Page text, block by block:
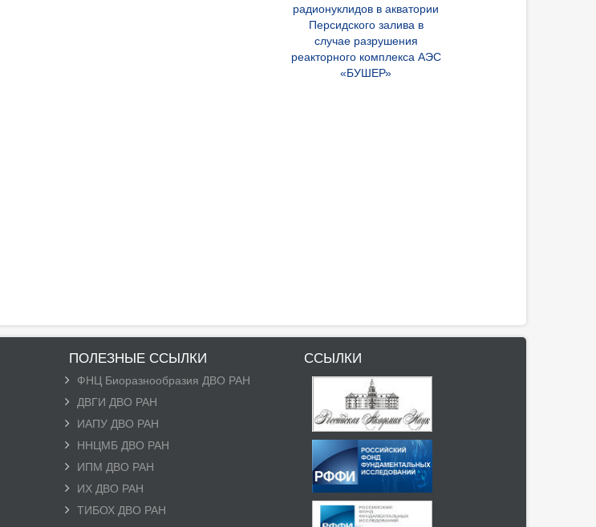
радионуклидов в акватории
Персидского залива в
случае разрушения
реакторного комплекса АЭС
«БУШЕР»
ПОЛЕЗНЫЕ ССЫЛКИ
ФНЦ Биоразнообразия ДВО РАН
ДВГИ ДВО РАН
ИАПУ ДВО РАН
ННЦМБ ДВО РАН
ИПМ ДВО РАН
ИХ ДВО РАН
ТИБОХ ДВО РАН
ССЫЛКИ